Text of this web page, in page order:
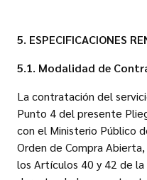
5. ESPECIFICACIONES
5.1. Modalidad de
La contratación del
Punto 4 del presente
con el Ministerio Público
Orden de Compra
los Artículos 40 y 42 de